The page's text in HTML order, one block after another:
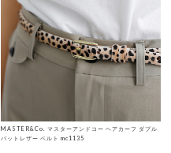
MASTER&Co. マスターアンドコー ヘアカーフ ダブル
バットレザー ベルト mc1135